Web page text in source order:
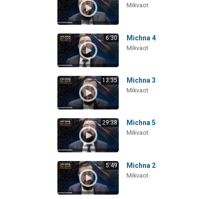
Mikvaot
6:30 Michna 4
Mikvaot
13:35 Michna 3
Mikvaot
29:38 Michna 5
Mikvaot
5:49 Michna 2
Mikvaot